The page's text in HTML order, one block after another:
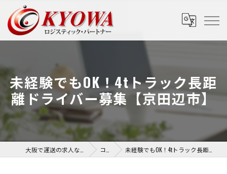
未経験でもOK！4tトラック長距
離ドライバー募集【京田辺市】
コラム 未経験でもOK！4tトラック長距離ドライバー募集【京田辺市】